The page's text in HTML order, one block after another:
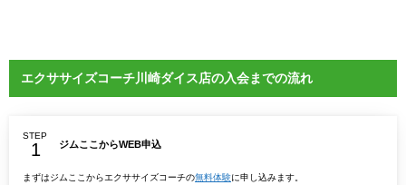
エクササイズコーチ川崎ダイス店の入会までの流れ
STEP
ジムここからWEB申込
まずはジムここからエクササイズコーチの無料体験に申し込みます。